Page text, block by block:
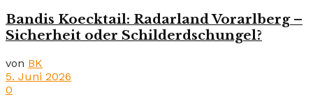
Bandis Koecktail: Radarland Vorarlberg –
Sicherheit oder Schilderdschungel?
von BK
5. Juni 2026
0